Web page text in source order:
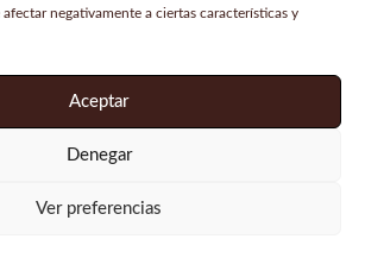
negativamente a ciertas características y
Aceptar
Denegar
Ver preferencias
Política de cookies
Gabinete de historias curiosas |